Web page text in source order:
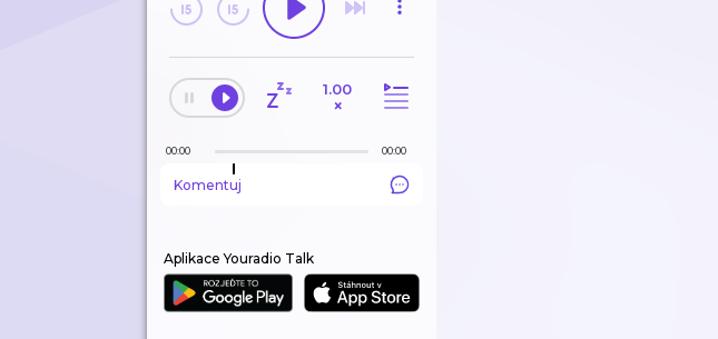
1.00
×
00:00 00:00
Komentuj
Aplikace Youradio Talk